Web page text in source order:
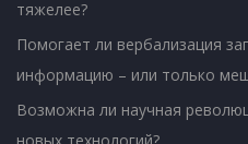
тяжелее?
Помогает ли вербализация
информацию – или только
Возможна ли научная